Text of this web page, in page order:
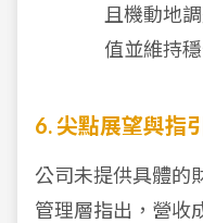
且機動地
值並維持
6. 尖點展望與指
公司未提供具體的
管理層指出，營收